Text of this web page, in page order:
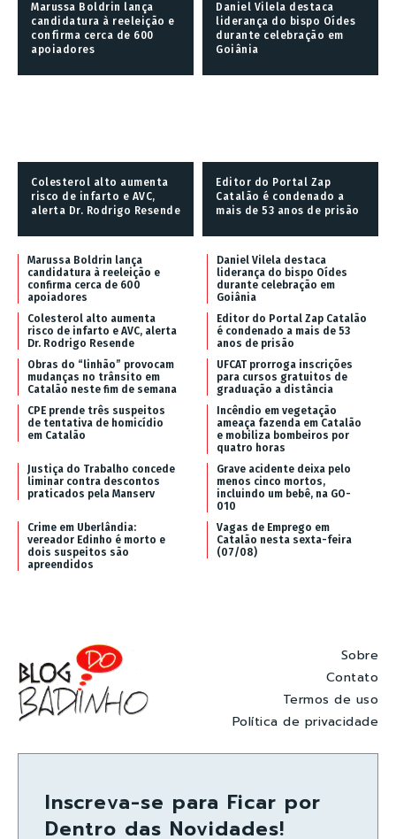
Marussa Boldrin lança
candidatura à reeleição e
confirma cerca de 600
apoiadores
Daniel Vilela destaca
liderança do bispo Oídes
durante celebração em
Goiânia
Colesterol alto aumenta
risco de infarto e AVC,
alerta Dr. Rodrigo Resende
Editor do Portal Zap
Catalão é condenado a
mais de 53 anos de prisão
Marussa Boldrin lança
candidatura à reeleição e
confirma cerca de 600
apoiadores
Daniel Vilela destaca
liderança do bispo Oídes
durante celebração em
Goiânia
Colesterol alto aumenta
risco de infarto e AVC, alerta
Dr. Rodrigo Resende
Editor do Portal Zap Catalão
é condenado a mais de 53
anos de prisão
Obras do “linhão” provocam
mudanças no trânsito em
Catalão neste fim de semana
UFCAT prorroga inscrições
para cursos gratuitos de
graduação a distância
CPE prende três suspeitos
de tentativa de homicídio
em Catalão
Incêndio em vegetação
ameaça fazenda em Catalão
e mobiliza bombeiros por
quatro horas
Justiça do Trabalho concede
liminar contra descontos
praticados pela Manserv
Grave acidente deixa pelo
menos cinco mortos,
incluindo um bebê, na GO-
010
Crime em Uberlândia:
vereador Edinho é morto e
dois suspeitos são
apreendidos
Vagas de Emprego em
Catalão nesta sexta-feira
(07/08)
Sobre
Contato
Termos de uso
Política de privacidade
Inscreva-se para Ficar por
Dentro das Novidades!